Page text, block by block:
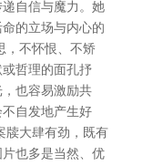
自信与魔力。她
的立场与内心的
，不怀恨、不矫
哲理的面孔抒
也容易激励共
自发地产生好
牍大肆有劲，既有
也多是当然、优